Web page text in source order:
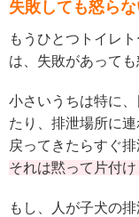
失敗しても怒ら
もうひとつトイレ
は、失敗があっても
小さいうちは特に
たり、排泄場所に
戻ってきたらすぐ
それは黙って片付け
もし、人が子犬の